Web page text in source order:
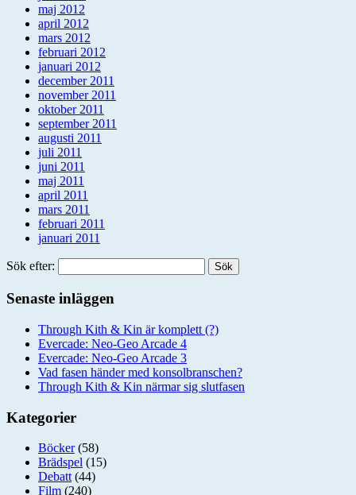
maj 2012
april 2012
mars 2012
februari 2012
januari 2012
december 2011
november 2011
oktober 2011
september 2011
augusti 2011
juli 2011
juni 2011
maj 2011
april 2011
mars 2011
februari 2011
januari 2011
Sök efter:
Senaste inläggen
Through Kith & Kin är komplett (?)
Evercade: Neo-Geo Arcade 4
Evercade: Neo-Geo Arcade 3
Vad fasen händer med konsolbranschen?
Through Kith & Kin närmar sig slutfasen
Kategorier
Böcker(58)
Brädspel (15)
Debatt (44)
Film (240)